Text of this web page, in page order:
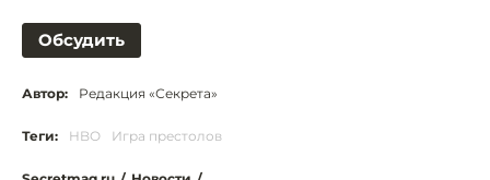
Обсудить
Автор: Редакция «Секрета»
Теги: HBO Игра престолов